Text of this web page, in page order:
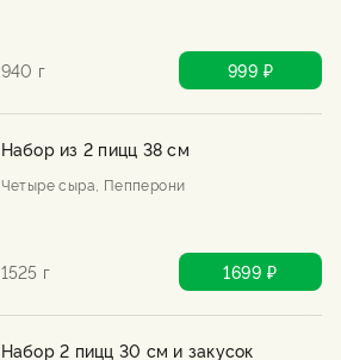
940 г 999 ₽
Набор из 2 пицц 38 см
Четыре сыра, Пепперони
1525 г 1699 ₽
Набор 2 пицц 30 см и закусок